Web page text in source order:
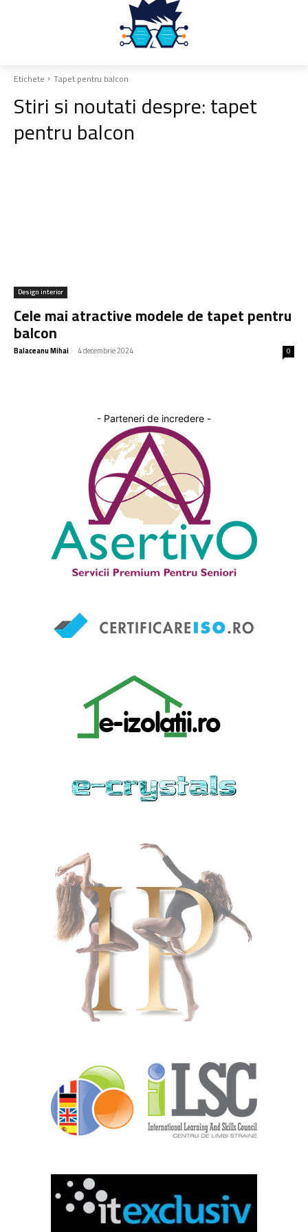
Etichete Tapet pentru balcon
Stiri si noutati despre:tapet
pentru balcon
Design interior
Cele mai atractive modele de tapet pentru
balcon
Balaceanu Mihai - 4 decembrie 2024 0
- Parteneri de incredere -